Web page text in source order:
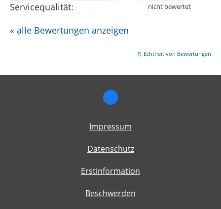
Servicequalität:
« alle Bewertungen anzeigen
Echtheit von Bewertungen
Impressum
Datenschutz
Erstinformation
Beschwerden